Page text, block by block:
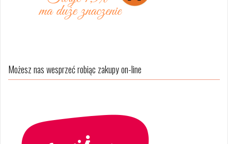
Możesz nas wesprzeć robiąc zakupy on-line